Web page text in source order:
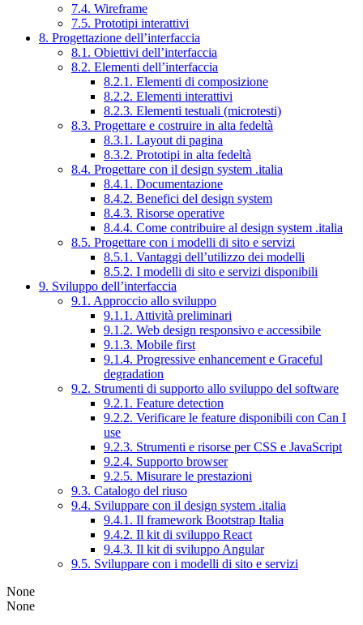
7.4. Wireframe
7.5. Prototipi interattivi
8. Progettazione dell’interfaccia
8.1. Obiettivi dell’interfaccia
8.2. Elementi dell’interfaccia
8.2.1. Elementi di composizione
8.2.2. Elementi interattivi
8.2.3. Elementi testuali (microtesti)
8.3. Progettare e costruire in alta fedeltà
8.3.1. Layout di pagina
8.3.2. Prototipi in alta fedeltà
8.4. Progettare con il design system .italia
8.4.1. Documentazione
8.4.2. Benefici del design system
8.4.3. Risorse operative
8.4.4. Come contribuire al design system .italia
8.5. Progettare con i modelli di sito e servizi
8.5.1. Vantaggi dell’utilizzo dei modelli
8.5.2. I modelli di sito e servizi disponibili
9. Sviluppo dell’interfaccia
9.1. Approccio allo sviluppo
9.1.1. Attività preliminari
9.1.2. Web design responsivo e accessibile
9.1.3. Mobile first
9.1.4. Progressive enhancement e Graceful
degradation
9.2. Strumenti di supporto allo sviluppo del software
9.2.1. Feature detection
9.2.2. Verificare le feature disponibili con Can I
use
9.2.3. Strumenti e risorse per CSS e JavaScript
9.2.4. Supporto browser
9.2.5. Misurare le prestazioni
9.3. Catalogo del riuso
9.4. Sviluppare con il design system .italia
9.4.1. Il framework Bootstrap Italia
9.4.2. Il kit di sviluppo React
9.4.3. Il kit di sviluppo Angular
9.5. Sviluppare con i modelli di sito e servizi
None
None